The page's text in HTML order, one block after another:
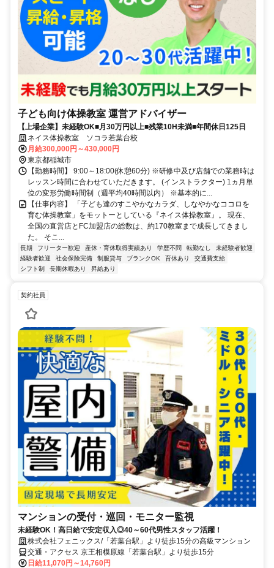
子ども向け体操教室 運営アドバイザー
【上場企業】未経験OK■月30万円以上■残業10H未満■年間休日125日
ネイス体操教室 ソコラ若葉台校
月給300,000円～430,000円
東京都稲城市
【勤務時間】 9:00～18:00(休憩60分) ※研修中及び店舗での業務時は
レッスン時間に合わせていただきます。 (インストラクター) 1ヵ月単
位の変形労働時間制（週平均40時間以内） ※基本的に...
【仕事内容】 「子ども達のすこやかなカラダ、しなやかなココロを
育む体操教室」をモットーとしている『ネイス体操教室』。 現在、
全国の直営店とFC加盟店の総数は、約170教室まで成長してきまし
た。 そこ...
長期 フリーター歓迎 産休・育休取得実績あり 学歴不問 転勤なし
未経験者歓迎
経験者歓迎
社会保険完備 制服貸与 ブランクOK 育休あり
交通費支給
シフト制
長期休暇あり 昇給あり
契約社員
マンションの受付・巡回・モニター監視
未経験OK！高日給で安定収入◎40～60代男性スタッフ活躍！
株式会社フェニックス/「若葉台駅」より徒歩15分の高級マンション
交通・アクセス 京王相模原線「若葉台駅」より徒歩15分
日給11,070円～14,760円